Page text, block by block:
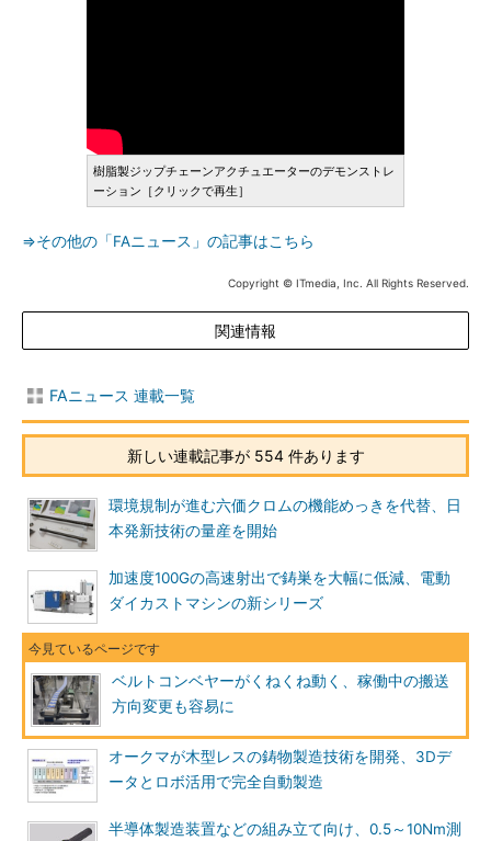
樹脂製ジップチェーンアクチュエーターのデモンストレ
ーション［クリックで再生］
⇒その他の「FAニュース」の記事はこちら
Copyright © ITmedia, Inc. All Rights Reserved.
関連情報
FAニュース 連載一覧
新しい連載記事が 554 件あります
環境規制が進む六価クロムの機能めっきを代替、日
本発新技術の量産を開始
加速度100Gの高速射出で鋳巣を大幅に低減、電動
ダイカストマシンの新シリーズ
ベルトコンベヤーがくねくね動く、稼働中の搬送
方向変更も容易に
オークマが木型レスの鋳物製造技術を開発、3Dデ
ータとロボ活用で完全自動製造
半導体製造装置などの組み立て向け、0.5～10Nm測